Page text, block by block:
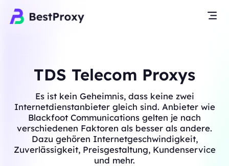
TDS Telecom Proxys
Es ist kein Geheimnis, dass keine zwei
Internetdienstanbieter gleich sind. Anbieter wie
Blackfoot Communications gelten je nach
verschiedenen Faktoren als besser als andere.
Dazu gehören Internetgeschwindigkeit,
Zuverlässigkeit, Preisgestaltung, Kundenservice
und mehr.